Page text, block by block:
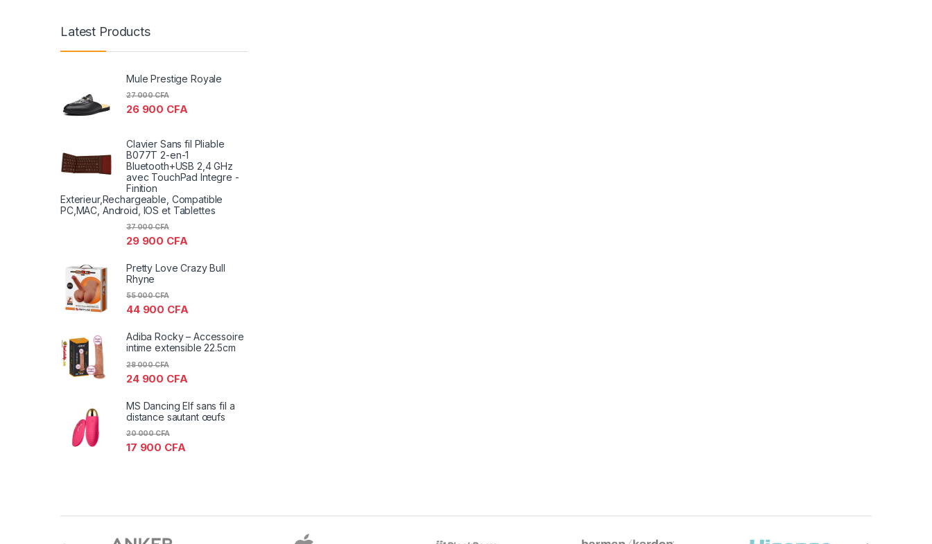
Latest Products
Mule Prestige Royale
26 900 CFA
27 000CFA
Clavier Sans fil Pliable
B077T 2-en-1
Bluetooth+USB 2,4 GHz
avec TouchPad Integre -
Finition
Exterieur,Rechargeable, Compatible
PC,MAC, Android, IOS et Tablettes
29 900 CFA
37 000CFA
Pretty Love Crazy Bull
Rhyne
44 900 CFA
55 000CFA
Adiba Rocky – Accessoire
intime extensible 22.5cm
24 900 CFA
28 000CFA
MS Dancing Elf sans fil a
distance sautant œufs
17 900 CFA
20 000CFA